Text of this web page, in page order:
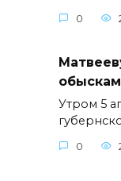
0
Утром 5
0